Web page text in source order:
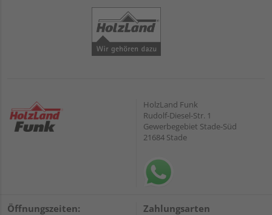
HolzLand Funk
Rudolf-Diesel-Str. 1
Gewerbegebiet Stade-Süd
21684 Stade
Öffnungszeiten: Zahlungsarten